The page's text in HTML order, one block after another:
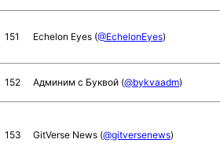
151 Echelon Eyes (@EchelonEyes)
152 Админим с Буквой (@bykvaadm)
153 GitVerse News (@gitversenews)